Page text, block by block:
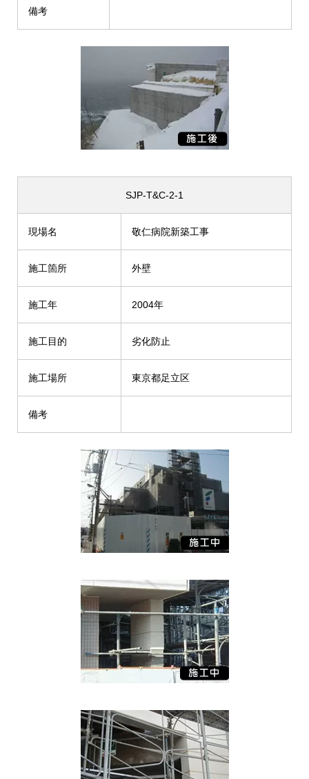
備考
SJP-T&C-2-1
現場名 敬仁病院新築工事
施工箇所 外壁
施工年 2004年
施工目的 劣化防止
施工場所 東京都足立区
備考